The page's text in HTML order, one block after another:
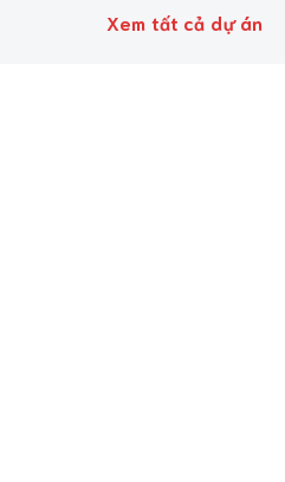
Xem tất cả dự án